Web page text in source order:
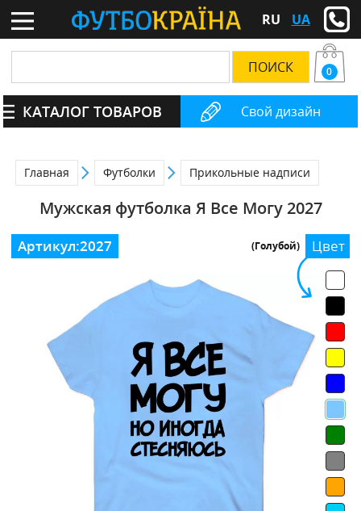
RU UA
Свой дизайн
0
КАТАЛОГ ТОВАРОВ
Главная Футболки Прикольные надписи
Мужская футболка Я Все Могу 2027
Цвет
(Голубой)
Артикул:2027